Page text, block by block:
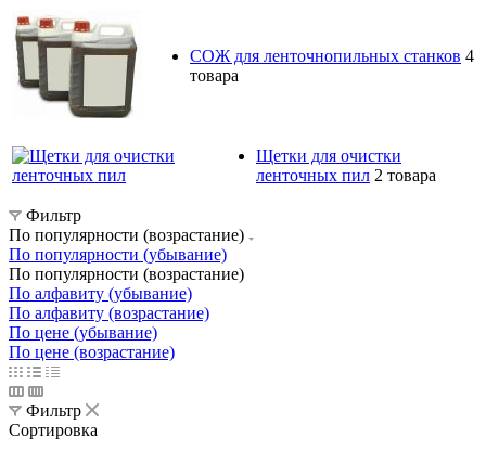
СОЖ для ленточнопильных станков 4
товара
Щетки для очистки
ленточных пил 2 товара
Фильтр
По популярности (возрастание)
По популярности (убывание)
По популярности (возрастание)
По алфавиту (убывание)
По алфавиту (возрастание)
По цене (убывание)
По цене (возрастание)
Фильтр
Сортировка